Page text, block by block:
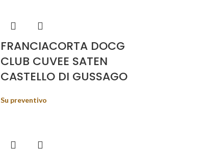
FRANCIACORTA DOCG
CLUB CUVEE SATEN
CASTELLO DI GUSSAGO
Su preventivo